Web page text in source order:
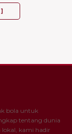
bola untuk
tentang dunia
lokal, kami hadir